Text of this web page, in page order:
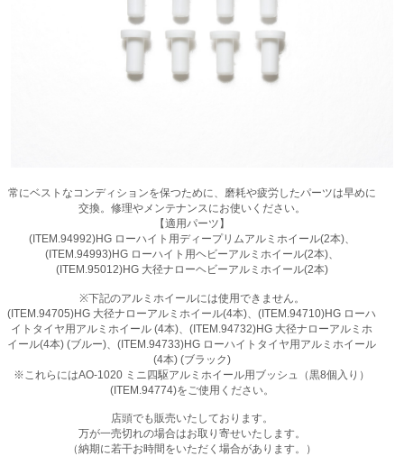
常にベストなコンディションを保つために、磨耗や疲労したパーツは早めに
交換。修理やメンテナンスにお使いください。
【適用パーツ】
(ITEM.94992)HG ローハイト用ディープリムアルミホイール(2本)、
(ITEM.94993)HG ローハイト用ヘビーアルミホイール(2本)、
(ITEM.95012)HG 大径ナローヘビーアルミホイール(2本)
※下記のアルミホイールには使用できません。
(ITEM.94705)HG 大径ナローアルミホイール(4本)、(ITEM.94710)HG ローハ
イトタイヤ用アルミホイール (4本)、(ITEM.94732)HG 大径ナローアルミホ
イール(4本) (ブルー)、(ITEM.94733)HG ローハイトタイヤ用アルミホイール
(4本) (ブラック)
※これらにはAO-1020 ミニ四駆アルミホイール用ブッシュ（黒8個入り）
(ITEM.94774)をご使用ください。
店頭でも販売いたしております。
万が一売切れの場合はお取り寄せいたします。
（納期に若干お時間をいただく場合があります。）